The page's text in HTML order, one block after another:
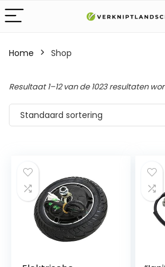
Home Shop
Resultaat 1–12 van de 1023 resultaten
Standaard sortering